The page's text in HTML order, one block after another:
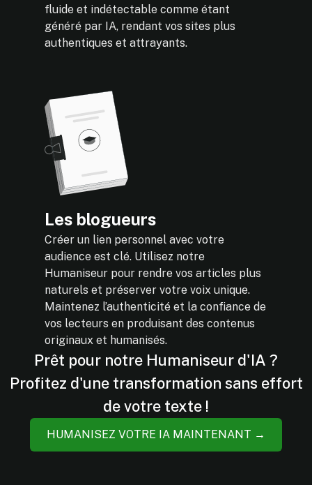
fluide et indétectable comme étant
généré par IA, rendant vos sites plus
authentiques et attrayants.
Les blogueurs
Créer un lien personnel avec votre
audience est clé. Utilisez notre
Humaniseur pour rendre vos articles plus
naturels et préserver votre voix unique.
Maintenez l’authenticité et la confiance de
vos lecteurs en produisant des contenus
originaux et humanisés.
Prêt pour notre Humaniseur d'IA ?
Profitez d'une transformation sans effort
de votre texte !
HUMANISEZ VOTRE IA MAINTENANT →